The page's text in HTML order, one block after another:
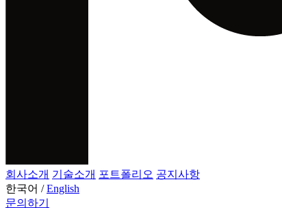
회사소개 기술소개 포트폴리오 공지사항
한국어 / English
문의하기